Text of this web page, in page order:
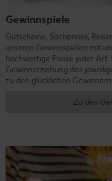
Gewinnspiele
Gutscheine, Sachpreise,
unseren Gewinnspielen mit
hochwertige Preise jeder
Gewinnerziehung des
zu den glücklichen
Zu den